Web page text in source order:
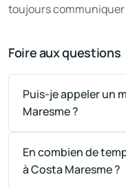
toujours
Foire aux questions
Puis-je appeler un
Maresme ?
En combien de
à Costa Maresme ?